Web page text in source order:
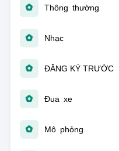
Thông thường
Nhạc
ĐĂNG KÝ TRƯỚC
Đua xe
Mô phỏng